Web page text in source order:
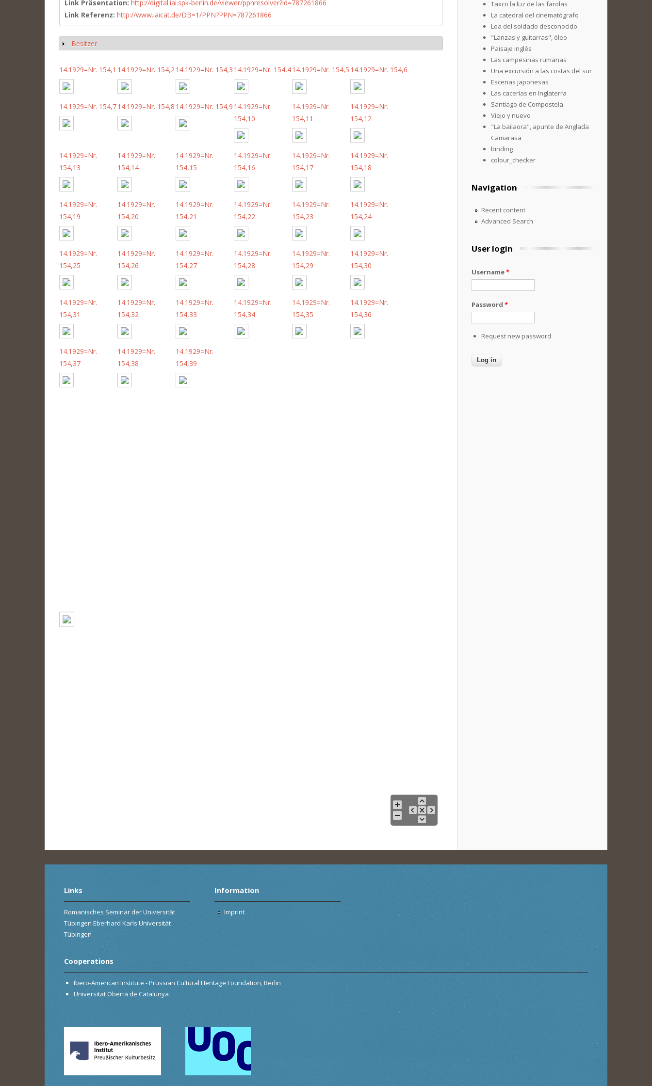
Link Präsentation: http://digital.iai.spk-berlin.de/viewer/ppnresolver?id=787261866
Link Referenz: http://www.iaicat.de/DB=1/PPN?PPN=787261866
Show
Besitzer
14.1929=Nr. 154,1 14.1929=Nr. 154,2 14.1929=Nr. 154,3 14.1929=Nr. 154,414.1929=Nr. 154,5 14.1929=Nr. 154,6
14.1929=Nr. 154,714.1929=Nr. 154,8 14.1929=Nr. 154,9 14.1929=Nr.
154,10
14.1929=Nr.
154,11
14.1929=Nr.
154,12
14.1929=Nr.
154,13
14.1929=Nr.
154,14
14.1929=Nr.
154,15
14.1929=Nr.
154,16
14.1929=Nr.
154,17
14.1929=Nr.
154,18
14.1929=Nr.
154,19
14.1929=Nr.
154,20
14.1929=Nr.
154,21
14.1929=Nr.
154,22
14.1929=Nr.
154,23
14.1929=Nr.
154,24
14.1929=Nr.
154,25
14.1929=Nr.
154,26
14.1929=Nr.
154,27
14.1929=Nr.
154,28
14.1929=Nr.
154,29
14.1929=Nr.
154,30
14.1929=Nr.
154,31
14.1929=Nr.
154,32
14.1929=Nr.
154,33
14.1929=Nr.
154,34
14.1929=Nr.
154,35
14.1929=Nr.
154,36
14.1929=Nr.
154,37
14.1929=Nr.
154,38
14.1929=Nr.
154,39
Taxco la luz de las farolas
La catedral del cinematógrafo
Loa del soldado desconocido
"Lanzas y guitarras", óleo
Paisaje inglés
Las campesinas rumanas
Una excursión a las costas del sur
Escenas japonesas
Las cacerías en Inglaterra
Santiago de Compostela
Viejo y nuevo
"La bailaora", apunte de Anglada
Camarasa
binding
colour_checker
Navigation
Recent content
Advanced Search
User login
Username*
Password *
Request new password
Links
Romanisches Seminar der Universität
Tübingen Eberhard Karls Universität
Tübingen
Information
Imprint
Cooperations
Ibero-American Institute - Prussian Cultural Heritage Foundation, Berlin
Universitat Oberta de Catalunya